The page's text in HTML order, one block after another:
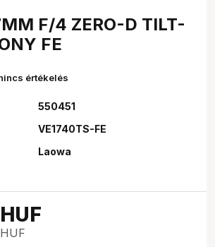
F/4 ZERO-D TILT-
FE
értékelés
550451
VE1740TS-FE
Laowa
HUF